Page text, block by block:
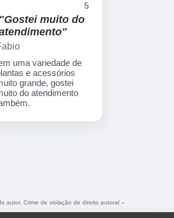
5
"Gostei muito do
uma variedade de
e acessórios
grande, gostei
do atendimento
autor. Crime de violação de direito autoral –